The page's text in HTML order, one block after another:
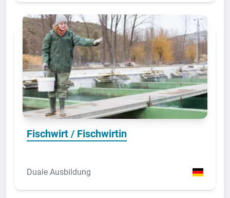
Fischwirt / Fischwirtin
Duale Ausbildung